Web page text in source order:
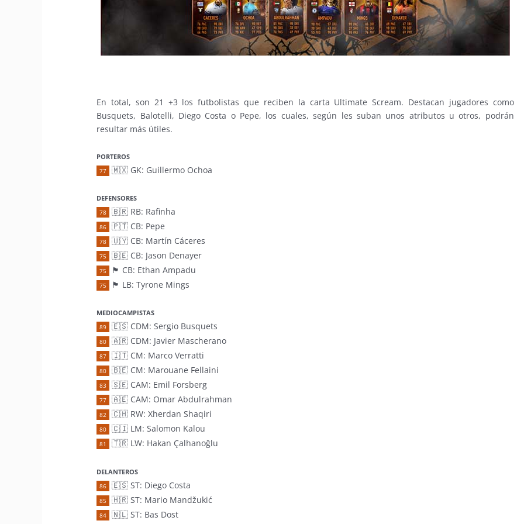
En total, son 21 +3 los futbolistas que reciben la carta Ultimate Scream. Destacan jugadores como
Busquets, Balotelli, Diego Costa o Pepe, los cuales, según les suban unos atributos u otros, podrán
resultar más útiles.
PORTEROS
77 🇲🇽 GK: Guillermo Ochoa
DEFENSORES
78 🇧🇷 RB: Rafinha
86 🇵🇹 CB: Pepe
78 🇺🇾 CB: Martín Cáceres
75 🇧🇪 CB: Jason Denayer
75 🏴󠁧󠁢󠁷󠁬󠁳󠁿 CB: Ethan Ampadu
75 🏴󠁧󠁢󠁥󠁮󠁧󠁿 LB: Tyrone Mings
MEDIOCAMPISTAS
89 🇪🇸 CDM: Sergio Busquets
80 🇦🇷 CDM: Javier Mascherano
87 🇮🇹 CM: Marco Verratti
80 🇧🇪 CM: Marouane Fellaini
83 🇸🇪 CAM: Emil Forsberg
77 🇦🇪 CAM: Omar Abdulrahman
82 🇨🇭 RW: Xherdan Shaqiri
80 🇨🇮 LM: Salomon Kalou
81 🇹🇷 LW: Hakan Çalhanoğlu
DELANTEROS
86 🇪🇸 ST: Diego Costa
85 🇭🇷 ST: Mario Mandžukić
84
🇳🇱 ST: Bas Dost